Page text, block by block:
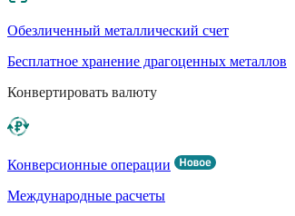
Обезличенный металлический счет
Бесплатное хранение драгоценных металлов
Конвертировать валюту
Конверсионные операции
Международные расчеты